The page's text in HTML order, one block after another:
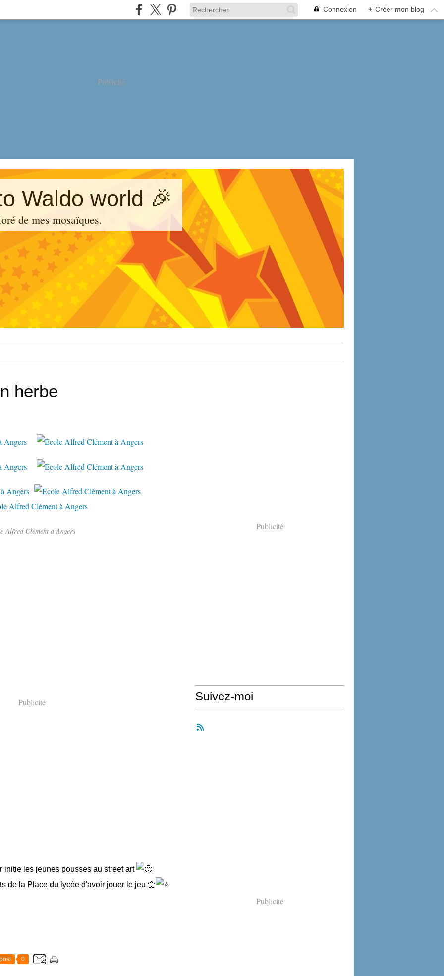
Connexion + Créer mon blog
Publicité
Waldo world 🎉
de mes mosaïques.
herbe
Alfred Clément à Angers
Publicité
initie les jeunes pousses au street art
de la Place du lycée d'avoir jouer le jeu 🌼
0
Publicité
Suivez-moi
Publicité